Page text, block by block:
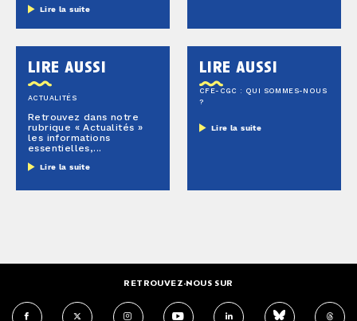
Lire la suite
lire aussi
ACTUALITÉS
Retrouvez dans notre
rubrique « Actualités »
les informations
essentielles,...
Lire la suite
lire aussi
CFE-CGC : QUI SOMMES-NOUS
?
Lire la suite
RETROUVEZ-NOUS SUR